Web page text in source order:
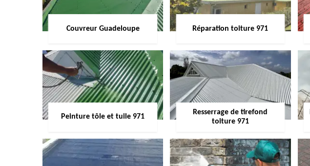
Couvreur Guadeloupe Réparation toiture 971
Peinture tôle et tuile 971
Resserrage de tirefond
toiture 971